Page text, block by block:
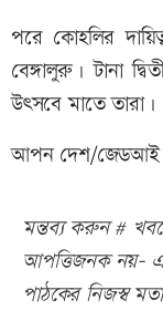
পরে কোহলির
বেঙ্গালুরু। টানা
উৎসবে মাতে তারা।
আপন দেশ/জেডআই
মন্তব্য করুন #
আপত্তিজনক নয়-
পাঠকের নিজস্ব